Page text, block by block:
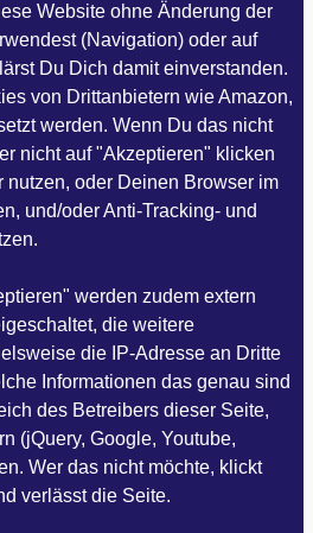
Website ohne Änderung der
(Navigation) oder auf
Du Dich damit einverstanden.
von Drittanbietern wie Amazon,
werden. Wenn Du das nicht
nicht auf "Akzeptieren" klicken
nutzen, oder Deinen Browser im
und/oder Anti-Tracking- und
werden zudem extern
die weitere
die IP-Adresse an Dritte
Informationen das genau sind
des Betreibers dieser Seite,
(jQuery, Google, Youtube,
Wer das nicht möchte, klickt
verlässt die Seite.